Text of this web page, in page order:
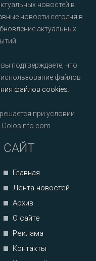
новостей в
новости сегодня в
актуальных
подтверждаете, что
файлов
файлов cookies
при условии
САЙТ
Главная
Лента новостей
Архив
О сайте
Реклама
Контакты